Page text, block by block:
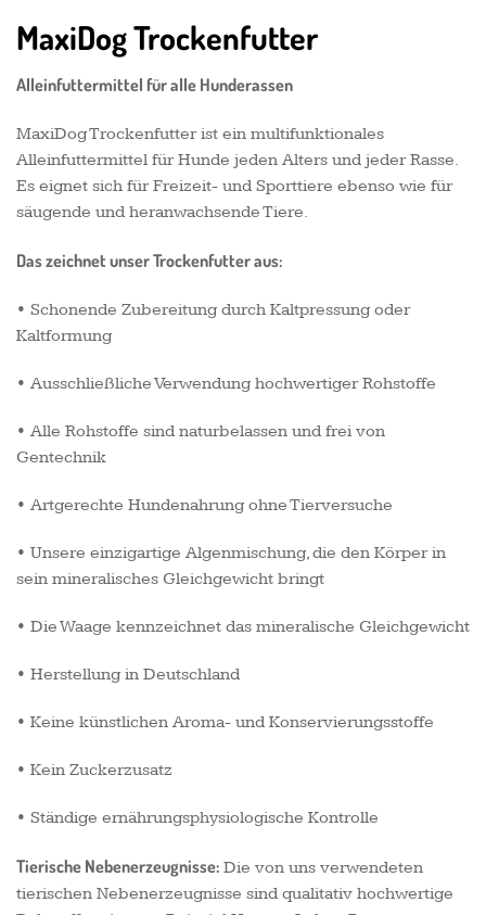
MaxiDog Trockenfutter
Alleinfuttermittel für alle Hunderassen
MaxiDog Trockenfutter ist ein multifunktionales
Alleinfuttermittel für Hunde jeden Alters und jeder Rasse.
Es eignet sich für Freizeit- und Sporttiere ebenso wie für
säugende und heranwachsende Tiere.
Das zeichnet unser Trockenfutter aus:
• Schonende Zubereitung durch Kaltpressung oder
Kaltformung
• Ausschließliche Verwendung hochwertiger Rohstoffe
• Alle Rohstoffe sind naturbelassen und frei von
Gentechnik
• Artgerechte Hundenahrung ohne Tierversuche
• Unsere einzigartige Algenmischung, die den Körper in
sein mineralisches Gleichgewicht bringt
• Die Waage kennzeichnet das mineralische Gleichgewicht
• Herstellung in Deutschland
• Keine künstlichen Aroma- und Konservierungsstoffe
• Kein Zuckerzusatz
• Ständige ernährungsphysiologische Kontrolle
Tierische Nebenerzeugnisse: Die von uns verwendeten
tierischen Nebenerzeugnisse sind qualitativ hochwertige